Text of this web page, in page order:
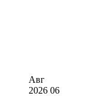
Авг
2026 06